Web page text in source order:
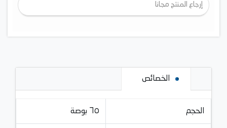
إرجاع المنتج مجانا
الخصائص
الحجم ٦٥ بوصة